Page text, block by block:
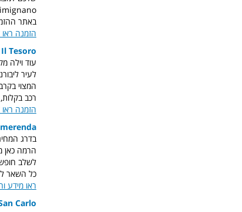
באתר
הזמנה ראו
Tesoro
עוד וילה
המצוי
רכב
הזמנה ראו
לשלב
כל השאר
ראו מידע
Carlo